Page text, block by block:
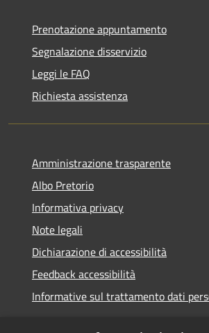
Prenotazione appuntamento
Segnalazione disservizio
Leggi le FAQ
Richiesta assistenza
Amministrazione trasparente
Albo Pretorio
Informativa privacy
Note legali
Dichiarazione di accessibilità
Feedback accessibilità
Informative sul trattamento dati